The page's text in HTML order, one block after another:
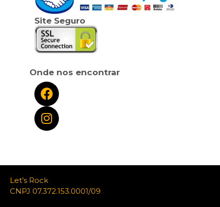
Site Seguro
Onde nos encontrar
Let’s Rock
CNPJ 07.372.153.0001/09